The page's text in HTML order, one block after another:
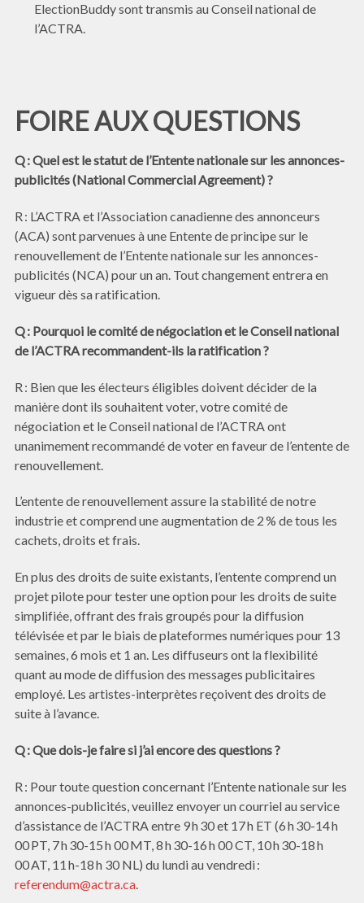
ElectionBuddy sont transmis au Conseil national de
l’ACTRA.
FOIRE AUX QUESTIONS
Q : Quel est le statut de l’Entente nationale sur les annonces-
publicités (National Commercial Agreement) ?
R : L’ACTRA et l’Association canadienne des annonceurs
(ACA) sont parvenues à une Entente de principe sur le
renouvellement de l’Entente nationale sur les annonces-
publicités (NCA) pour un an. Tout changement entrera en
vigueur dès sa ratification.
Q : Pourquoi le comité de négociation et le Conseil national
de l’ACTRA recommandent-ils la ratification ?
R : Bien que les électeurs éligibles doivent décider de la
manière dont ils souhaitent voter, votre comité de
négociation et le Conseil national de l’ACTRA ont
unanimement recommandé de voter en faveur de l’entente de
renouvellement.
L’entente de renouvellement assure la stabilité de notre
industrie et comprend une augmentation de 2 % de tous les
cachets, droits et frais.
En plus des droits de suite existants, l’entente comprend un
projet pilote pour tester une option pour les droits de suite
simplifiée, offrant des frais groupés pour la diffusion
télévisée et par le biais de plateformes numériques pour 13
semaines, 6 mois et 1 an. Les diffuseurs ont la flexibilité
quant au mode de diffusion des messages publicitaires
employé. Les artistes-interprètes reçoivent des droits de
suite à l’avance.
Q : Que dois-je faire si j’ai encore des questions ?
R : Pour toute question concernant l’Entente nationale sur les
annonces-publicités, veuillez envoyer un courriel au service
d’assistance de l’ACTRA entre 9 h 30 et 17 h ET (6 h 30-14 h
00 PT, 7 h 30-15 h 00 MT, 8 h 30-16 h 00 CT, 10 h 30-18 h
00 AT, 11 h-18 h 30 NL) du lundi au vendredi :
referendum@actra.ca